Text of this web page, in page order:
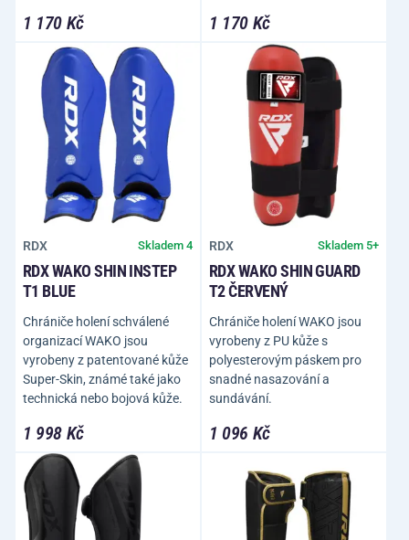
1 170 Kč 1 170 Kč
RDX Skladem 4
RDX WAKO SHIN INSTEP
T1 BLUE
Chrániče holení schválené
organizací WAKO jsou
vyrobeny z patentované kůže
Super-Skin, známé také jako
technická nebo bojová kůže.
1 998 Kč
RDX Skladem 5+
RDX WAKO SHIN GUARD
T2 ČERVENÝ
Chrániče holení WAKO jsou
vyrobeny z PU kůže s
polyesterovým páskem pro
snadné nasazování a
sundávání.
1 096 Kč